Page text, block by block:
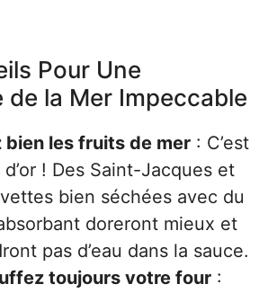
Pour Une
de la Mer Impeccable
bien les fruits de mer : C’est
! Des Saint-Jacques et
bien séchées avec du
doreront mieux et
pas d’eau dans la sauce.
toujours votre four :